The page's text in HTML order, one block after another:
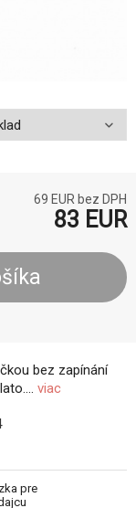
bez zapínání
viac
69 EUR bez DPH
83 EUR
pre